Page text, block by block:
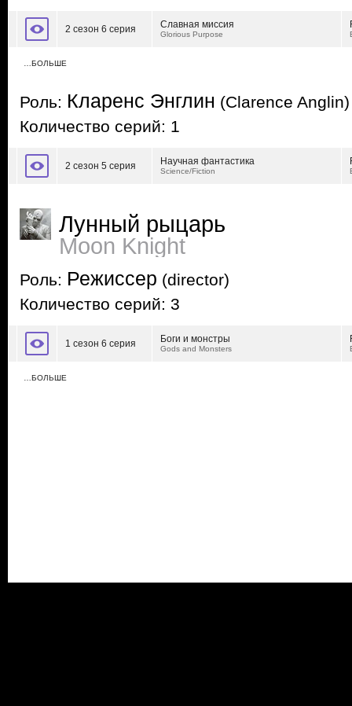
2 сезон 6 серия Славная миссия
Glorious Purpose
…БОЛЬШЕ
Роль: Кларенс Энглин (Clarence Anglin)
Количество серий: 1
2 сезон 5 серия Научная фантастика
Science/Fiction
Лунный рыцарь
Moon Knight
Роль: Режиссер (director)
Количество серий: 3
1 сезон 6 серия Боги и монстры
Gods and Monsters
…БОЛЬШЕ